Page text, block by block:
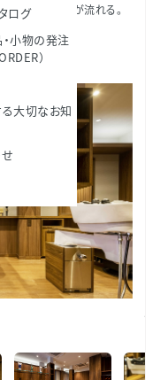
ログ
小物の発注
）
大切なお知
の良いジャズが流れる。
セッ